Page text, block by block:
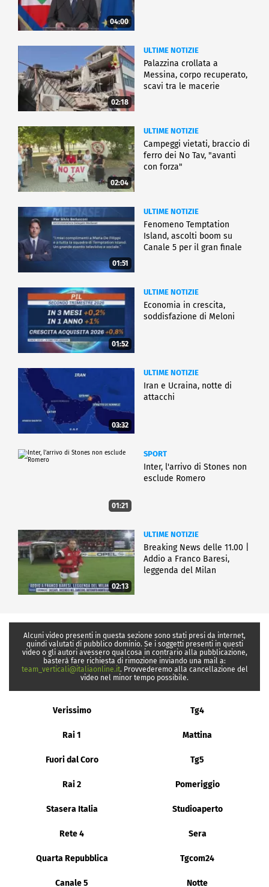
04:00
02:18
ULTIME NOTIZIE
Palazzina crollata a
Messina, corpo recuperato,
scavi tra le macerie
02:04
ULTIME NOTIZIE
Campeggi vietati, braccio di
ferro dei No Tav, "avanti
con forza"
01:51
ULTIME NOTIZIE
Fenomeno Temptation
Island, ascolti boom su
Canale 5 per il gran finale
01:52
ULTIME NOTIZIE
Economia in crescita,
soddisfazione di Meloni
03:32
ULTIME NOTIZIE
Iran e Ucraina, notte di
attacchi
01:21
SPORT
Inter, l'arrivo di Stones non
esclude Romero
02:13
ULTIME NOTIZIE
Breaking News delle 11.00 |
Addio a Franco Baresi,
leggenda del Milan
Alcuni video presenti in questa sezione sono stati presi da internet,
quindi valutati di pubblico dominio. Se i soggetti presenti in questi
video o gli autori avessero qualcosa in contrario alla pubblicazione,
basterà fare richiesta di rimozione inviando una mail a:
team_verticali@italiaonline.it. Provvederemo alla cancellazione del
video nel minor tempo possibile.
Verissimo Tg4
Rai 1 Mattina
Fuori dal Coro Tg5
Rai 2 Pomeriggio
Stasera Italia Studioaperto
Rete 4 Sera
Quarta Repubblica Tgcom24
Canale 5 Notte